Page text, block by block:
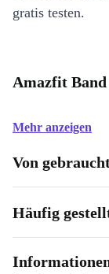
gratis testen.
Amazfit Band
Mehr anzeigen
Von
Häufig